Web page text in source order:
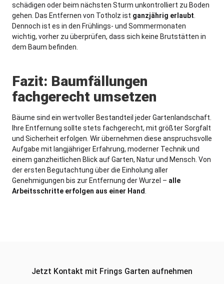
schädigen oder beim nächsten Sturm unkontrolliert zu Boden
gehen. Das Entfernen von Totholz ist ganzjährig erlaubt
Dennoch ist es in den Frühlings- und Sommermonaten
wichtig, vorher zu überprüfen, dass sich keine Brutstätten in
dem Baum befinden.
Fazit: Baumfällungen
fachgerecht umsetzen
Bäume sind ein wertvoller Bestandteil jeder Gartenlandschaft.
Ihre Entfernung sollte stets fachgerecht, mit größter Sorgfalt
und Sicherheit erfolgen. Wir übernehmen diese anspruchsvolle
Aufgabe mit langjähriger Erfahrung, moderner Technik und
einem ganzheitlichen Blick auf Garten, Natur und Mensch. Von
der ersten Begutachtung über die Einholung aller
Genehmigungen bis zur Entfernung der Wurzel – alle
Arbeitsschritte erfolgen aus einer Hand
Jetzt Kontakt mit Frings Garten aufnehmen